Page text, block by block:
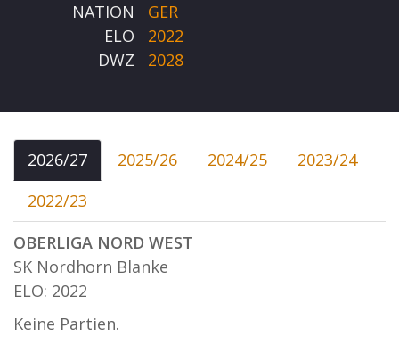
NATION
GER
ELO
2022
DWZ
2028
2026/27 2025/26 2024/25
2023/24
2022/23
OBERLIGA NORD WEST
SK Nordhorn Blanke
ELO: 2022
Keine Partien.